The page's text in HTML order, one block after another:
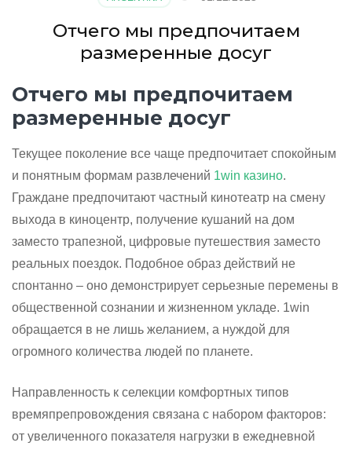
Отчего мы предпочитаем
размеренные досуг
Отчего мы предпочитаем
размеренные досуг
Текущее поколение все чаще предпочитает спокойным
и понятным формам развлечений 1win казино.
Граждане предпочитают частный кинотеатр на смену
выхода в киноцентр, получение кушаний на дом
заместо трапезной, цифровые путешествия заместо
реальных поездок. Подобное образ действий не
спонтанно – оно демонстрирует серьезные перемены в
общественной сознании и жизненном укладе. 1win
обращается в не лишь желанием, а нуждой для
огромного количества людей по планете.
Направленность к селекции комфортных типов
времяпрепровождения связана с набором факторов:
от увеличенного показателя нагрузки в ежедневной